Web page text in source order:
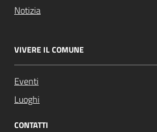
Notizia
VIVERE IL COMUNE
Eventi
Luoghi
CONTATTI